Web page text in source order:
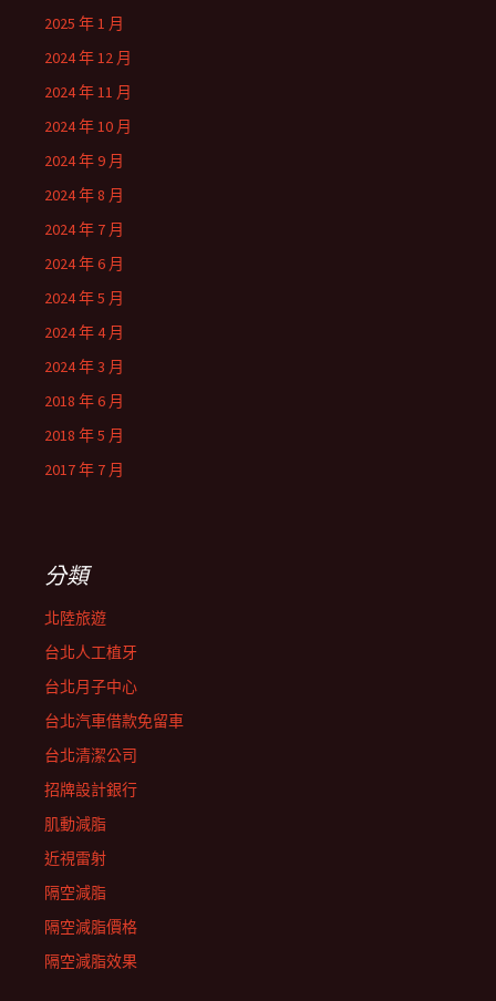
2025 年 1 月
2024 年 12 月
2024 年 11 月
2024 年 10 月
2024 年 9 月
2024 年 8 月
2024 年 7 月
2024 年 6 月
2024 年 5 月
2024 年 4 月
2024 年 3 月
2018 年 6 月
2018 年 5 月
2017 年 7 月
分類
北陸旅遊
台北人工植牙
台北月子中心
台北汽車借款免留車
台北清潔公司
招牌設計銀行
肌動減脂
近視雷射
隔空減脂
隔空減脂價格
隔空減脂效果